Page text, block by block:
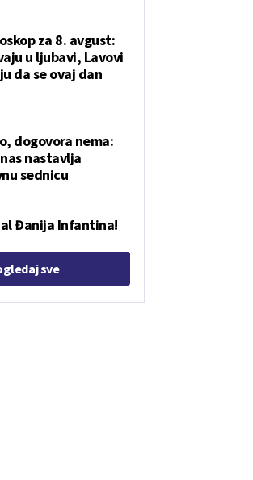
za 8. avgust:
u ljubavi, Lavovi
da se ovaj dan
dogovora nema:
nastavlja
sednicu
Đanija Infantina!
sve